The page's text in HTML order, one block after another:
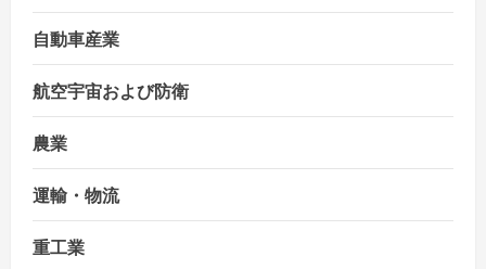
自動車産業
航空宇宙および防衛
農業
運輸・物流
重工業